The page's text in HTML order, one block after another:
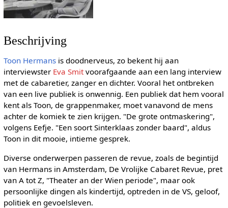
Beschrijving
Toon Hermansis doodnerveus, zo bekent hij aan
interviewster Eva Smitvoorafgaande aan een lang interview
met de cabaretier, zanger en dichter. Vooral het ontbreken
van een live publiek is onwennig. Een publiek dat hem vooral
kent als Toon, de grappenmaker, moet vanavond de mens
achter de komiek te zien krijgen. "De grote ontmaskering",
volgens Eefje. "Een soort Sinterklaas zonder baard", aldus
Toon in dit mooie, intieme gesprek.
Diverse onderwerpen passeren de revue, zoals de begintijd
van Hermans in Amsterdam, De Vrolijke Cabaret Revue, pret
van A tot Z, "Theater an der Wien periode", maar ook
persoonlijke dingen als kindertijd, optreden in de VS, geloof,
politiek en gevoelsleven.